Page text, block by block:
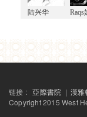
义乌计划
义乌计划上海讨
Make-Belong：
义乌计划
西天中土沙龙
生产图像，消费
陆兴华 Raqs
链接 :亞際書院 |漢雅
Copyright 2015 West